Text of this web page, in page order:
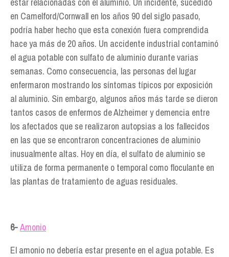
en Camelford/Cornwall en los años 90 del siglo pasado,
podría haber hecho que esta conexión fuera comprendida
hace ya más de 20 años. Un accidente industrial contaminó
el agua potable con sulfato de aluminio durante varias
semanas. Como consecuencia, las personas del lugar
enfermaron mostrando los síntomas típicos por exposición
al aluminio. Sin embargo, algunos años más tarde se dieron
tantos casos de enfermos de Alzheimer y demencia entre
los afectados que se realizaron autopsias a los fallecidos
en las que se encontraron concentraciones de aluminio
inusualmente altas. Hoy en día, el sulfato de aluminio se
utiliza de forma permanente o temporal como floculante en
las plantas de tratamiento de aguas residuales.
6-Amonio
El amonio no debería estar presente en el agua potable. Es